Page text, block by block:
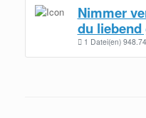
Nimmer
du liebend
1 Datei(en)